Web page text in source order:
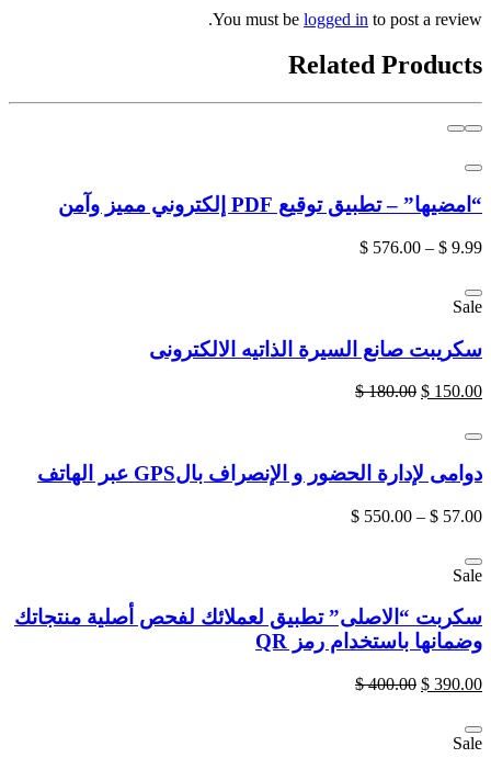
You must be logged in to post a review.
Related Products
“امضيها” – تطبيق توقيع PDF إلكتروني مميز وآمن
9.99
$
–
576.00
$
Sale
سكريبت صانع السيرة الذاتيه الالكترونى
150.00
$
180.00
$
دوامى لإدارة الحضور و الإنصراف بالGPS عبر الهاتف
57.00
$
–
550.00
$
Sale
سكربت “الاصلى” تطبيق لعملائك لفحص أصلية منتجاتك
وضمانها باستخدام رمز QR
390.00
$
400.00
$
Sale